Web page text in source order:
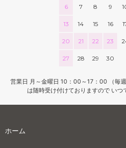
6 7 8 9
13 14 15 16
20 21 22 23
27 28 29 30
営業日 月～金曜日 10：00～17：00 （毎
は随時受け付けておりますので いつ
ホーム